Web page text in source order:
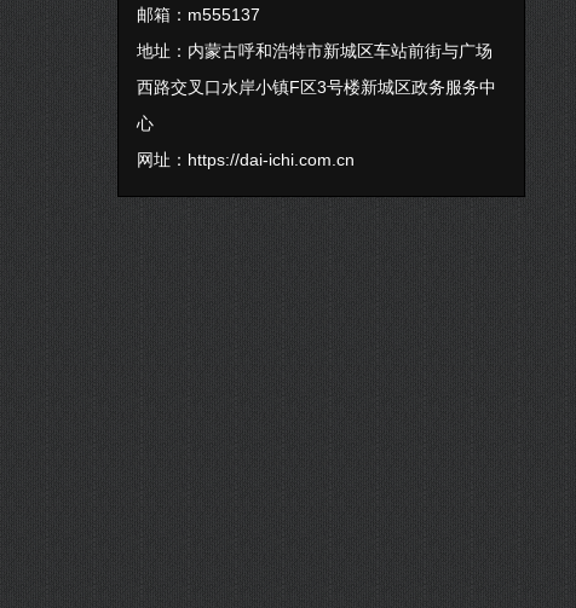
邮箱：m555137
地址：内蒙古呼和浩特市新城区车站前街与广场
西路交叉口水岸小镇F区3号楼新城区政务服务中
心
网址： https://dai-ichi.com.cn